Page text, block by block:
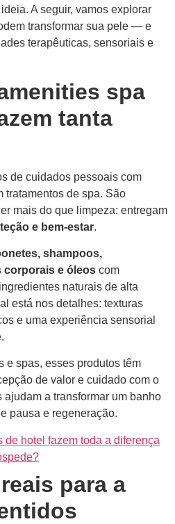
A seguir, vamos explorar
transformar sua pele — e
terapêuticas, sensoriais e
spa
tanta
de cuidados pessoais com
tratamentos de spa. São
mais do que limpeza: entregam
e bem-estar.
shampoos,
e óleos com
naturais de alta
está nos detalhes: texturas
e uma experiência sensorial
e spas, esses produtos têm
de valor e cuidado com o
ajudam a transformar um banho
pausa e regeneração.
de hotel fazem toda a diferença
para a